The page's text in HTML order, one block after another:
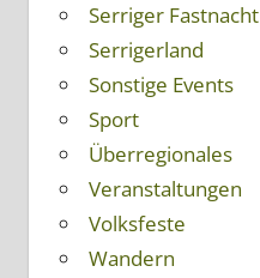
Serriger Fastnacht
Serrigerland
Sonstige Events
Sport
Überregionales
Veranstaltungen
Volksfeste
Wandern